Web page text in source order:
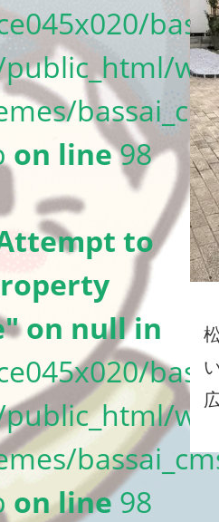
on line98
to
on null in
on line98